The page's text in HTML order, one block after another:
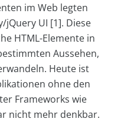
im Web legten
jQuery UI [1]. Diese
HTML-Elemente in
Aussehen,
Heute ist
ohne den
Frameworks wie
nicht mehr denkbar.